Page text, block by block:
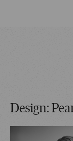
Design: